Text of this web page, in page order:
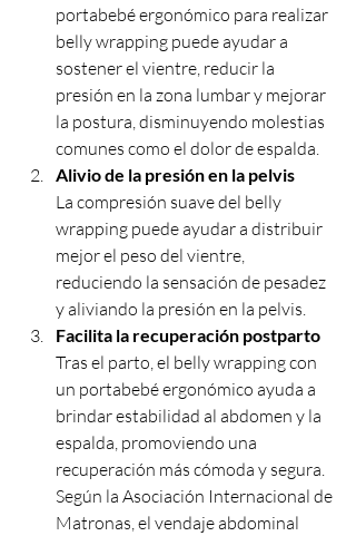
portabebé ergonómico para realizar
belly wrapping puede ayudar a
sostener el vientre, reducir la
presión en la zona lumbar y mejorar
la postura, disminuyendo molestias
comunes como el dolor de espalda.
Alivio de la presión en la pelvis
La compresión suave del belly
wrapping puede ayudar a distribuir
mejor el peso del vientre,
reduciendo la sensación de pesadez
y aliviando la presión en la pelvis.
Facilita la recuperación postparto
Tras el parto, el belly wrapping con
un portabebé ergonómico ayuda a
brindar estabilidad al abdomen y la
espalda, promoviendo una
recuperación más cómoda y segura.
Según la Asociación Internacional de
Matronas, el vendaje abdominal